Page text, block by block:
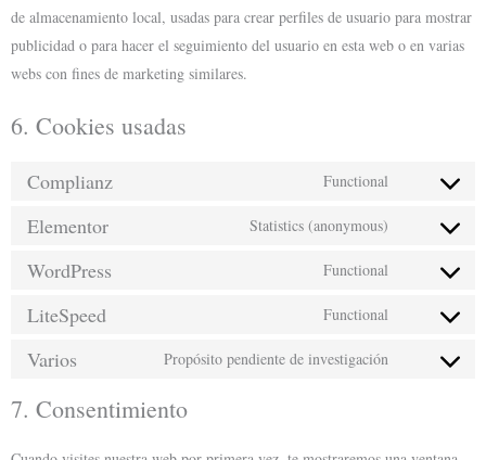
de almacenamiento local, usadas para crear perfiles de usuario para mostrar
publicidad o para hacer el seguimiento del usuario en esta web o en varias
webs con fines de marketing similares.
6. Cookies usadas
Complianz Functional
Elementor Statistics (anonymous)
WordPress Functional
LiteSpeed Functional
Varios Propósito pendiente de investigación
7. Consentimiento